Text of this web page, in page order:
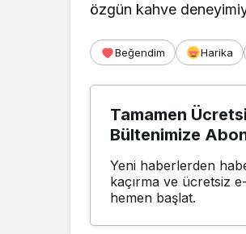
özgün kahve
Beğendim Harika
Tamamen
Bültenimize
Yeni haberlerden
kaçırma ve ücretsiz
hemen başlat.